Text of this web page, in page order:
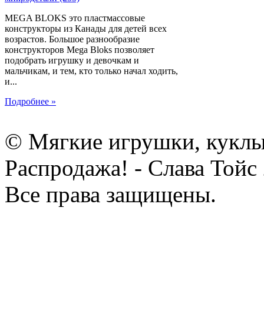
MEGA BLOKS это пластмассовые
конструкторы из Канады для детей всех
возрастов. Большое разнообразие
конструкторов Mega Bloks позволяет
подобрать игрушку и девочкам и
мальчикам, и тем, кто только начал ходить,
и...
Подробнее »
© Мягкие игрушки,
Распродажа! - Слава Тойс
Все права защищены.